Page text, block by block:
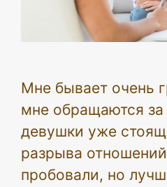
Мне бывает очень
мне обращаются
девушки уже
разрыва
пробовали, но